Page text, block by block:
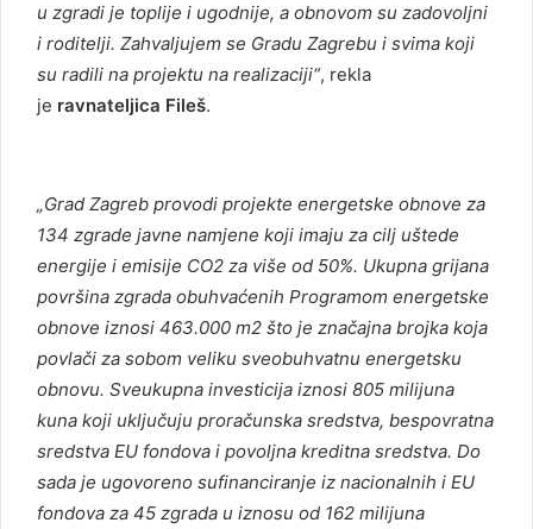
u zgradi je toplije i ugodnije, a obnovom su zadovoljni
i roditelji. Zahvaljujem se Gradu Zagrebu i svima koji
su radili na projektu na realizaciji“, rekla
je ravnateljica Fileš.
„Grad Zagreb provodi projekte energetske obnove za
134 zgrade javne namjene koji imaju za cilj uštede
energije i emisije CO2 za više od 50%. Ukupna grijana
površina zgrada obuhvaćenih Programom energetske
obnove iznosi 463.000 m2 što je značajna brojka koja
povlači za sobom veliku sveobuhvatnu energetsku
obnovu. Sveukupna investicija iznosi 805 milijuna
kuna koji uključuju proračunska sredstva, bespovratna
sredstva EU fondova i povoljna kreditna sredstva. Do
sada je ugovoreno sufinanciranje iz nacionalnih i EU
fondova za 45 zgrada u iznosu od 162 milijuna